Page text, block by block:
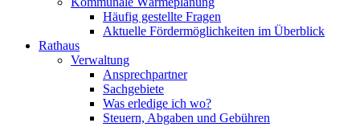
Häufig gestellte Fragen
Aktuelle Fördermöglichkeiten im Überblick
Rathaus
Verwaltung
Ansprechpartner
Sachgebiete
Was erledige ich wo?
Steuern, Abgaben und Gebühren